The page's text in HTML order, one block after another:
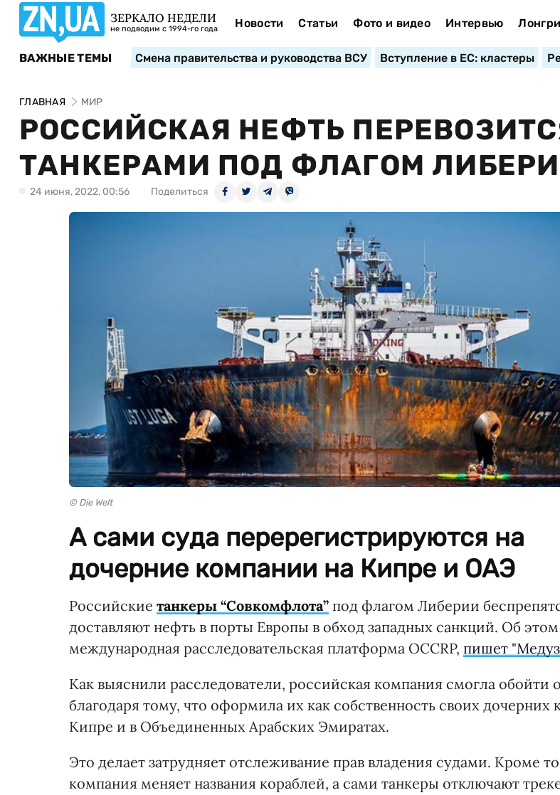
ЗЕРКАЛО НЕДЕЛИ
не подводим с 1994-го года Новости Статьи Фото и видео Интервью
ВАЖНЫЕ ТЕМЫ Смена правительства и руководства ВСУ Вступление в ЕС: кластеры
ГЛАВНАЯ МИР
РОССИЙСКАЯ НЕФТЬ
ТАНКЕРАМИ ПОД ФЛАГОМ
24 июня, 2022, 00:56 Поделиться
© Die Welt
А сами суда перерегистрируются на
дочерние компании на Кипре и ОАЭ
Российские танкеры “Совкомфлота” под флагом Либерии
доставляют нефть в порты Европы в обход западных санкций. Об
международная расследовательская платформа OCCRP, пишет
Как выяснили расследователи, российская компания смогла обойти
благодаря тому, что оформила их как собственность своих дочерних
Кипре и в Объединенных Арабских Эмиратах.
Это делает затрудняет отслеживание прав владения судами. Кроме
компания меняет названия кораблей, а сами танкеры отключают